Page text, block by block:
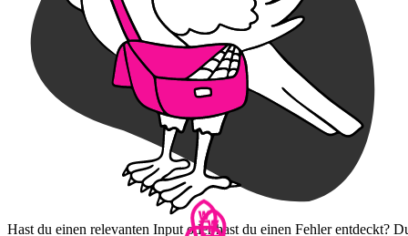
Hast du einen relevanten Input oder hast du einen Fehler entdeckt?